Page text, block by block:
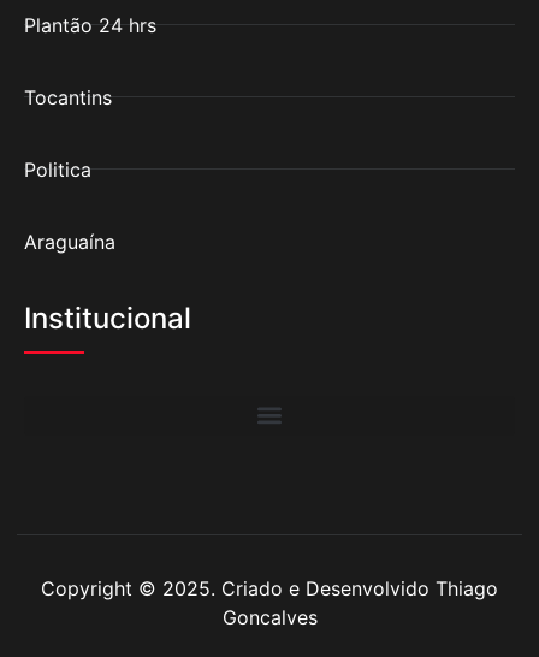
Plantão 24 hrs
Tocantins
Politica
Araguaína
Institucional
Copyright © 2025. Criado e Desenvolvido Thiago
Goncalves